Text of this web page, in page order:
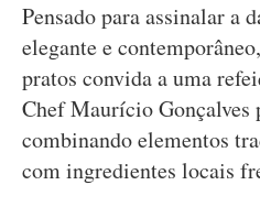
Pensado para assinalar a
elegante e
pratos convida a uma
Chef Maurício Gonçalves
combinando elementos
com ingredientes locais